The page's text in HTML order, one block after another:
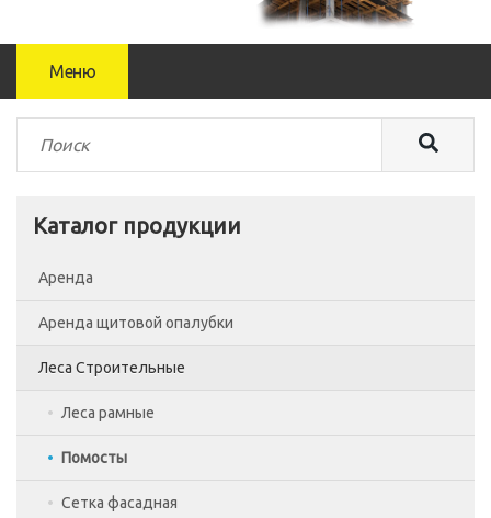
Меню
Каталог продукции
Аренда
Аренда щитовой опалубки
Леса Строительные
Леса рамные
Помосты
Сетка фасадная